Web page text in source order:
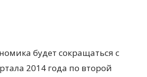
будет сокращаться с
2014 года по второй